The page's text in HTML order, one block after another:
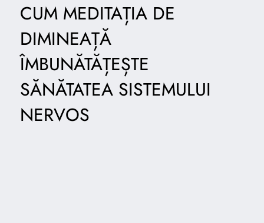
CUM MEDITAȚIA DE
DIMINEAȚĂ
ÎMBUNĂTĂȚEȘTE
SĂNĂTATEA SISTEMULUI
NERVOS